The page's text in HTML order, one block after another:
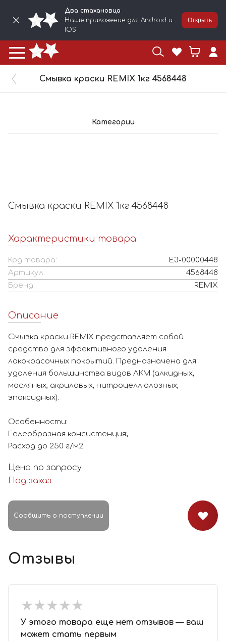
Два стахановца
Наше приложение для Android и
IOS
Открыть
Смывка краски REMIX 1кг 4568448
Категории
Смывка краски REMIX 1кг 4568448
Характеристики товара
Код товара:
Е3-00000448
Артикул:
4568448
Бренд:
REMIX
Описание
Смывка краски REMIX представляет собой
средство для эффективного удаления
лакокрасочных покрытий. Предназначена для
удаления большинства видов ЛКМ (алкидных,
масляных, акриловых, нитроцеллюлозных,
эпоксидных).
Особенности:
Гелеобразная консистенция;
Расход до 250 г/м2.
Цена по запросу
Под заказ
Сообщить о поступлении
Отзывы
★★★★★
★★★★★
У этого товара еще нет отзывов — ваш
может стать первым